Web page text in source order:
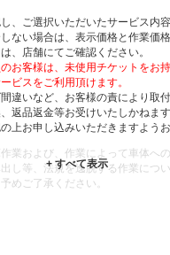
、ご選択いただいたサービス内
ない場合は、表示価格と作業価
、店舗にてご確認ください。
お客様は、未使用チケットをお
ビスをご利用頂けます。
違いなど、お客様の責により取
返品返金等お受けいたしかねま
上お申し込みいただきますようお
業および、作業によって車体へ
し等、法規を逸脱する作業につ
めご了承ください。